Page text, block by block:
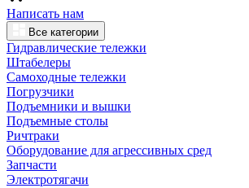
Написать нам
Все категории
Гидравлические тележки
Штабелеры
Самоходные тележки
Погрузчики
Подъемники и вышки
Подъемные столы
Ричтраки
Оборудование для агрессивных сред
Запчасти
Электротягачи